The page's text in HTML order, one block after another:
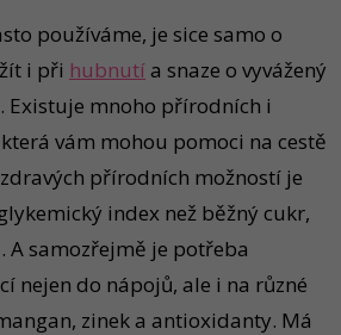
používáme, je sice samo o
i při hubnutía snaze o vyvážený
Existuje mnoho přírodních i
vám mohou pomoci na cestě
přírodních možností je
index než běžný cukr,
A samozřejmě je potřeba
nejen do nápojů, ale i na různé
zinek a antioxidanty. Má